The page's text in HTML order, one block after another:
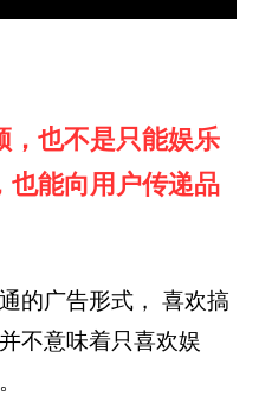
，也不是只能娱乐
也能向用户传递品
的广告形式， 喜欢搞
不意味着只喜欢娱